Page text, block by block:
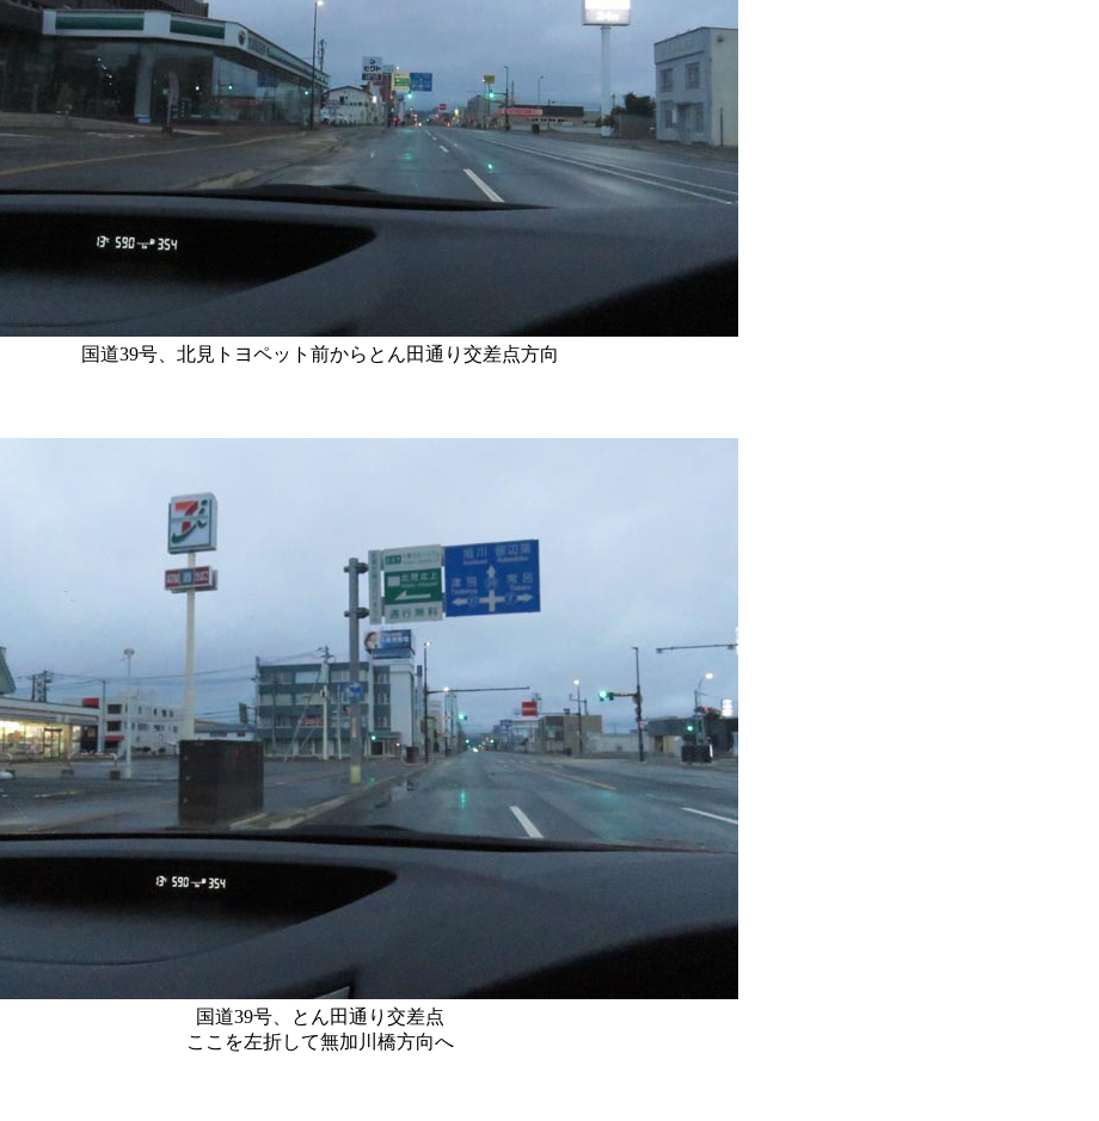
国道39号、北見トヨペット前からとん田通り交差点方向
国道39号、とん田通り交差点
ここを左折して無加川橋方向へ